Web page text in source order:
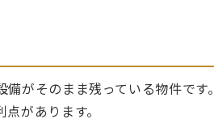
がそのまま残っている物件です
があります。